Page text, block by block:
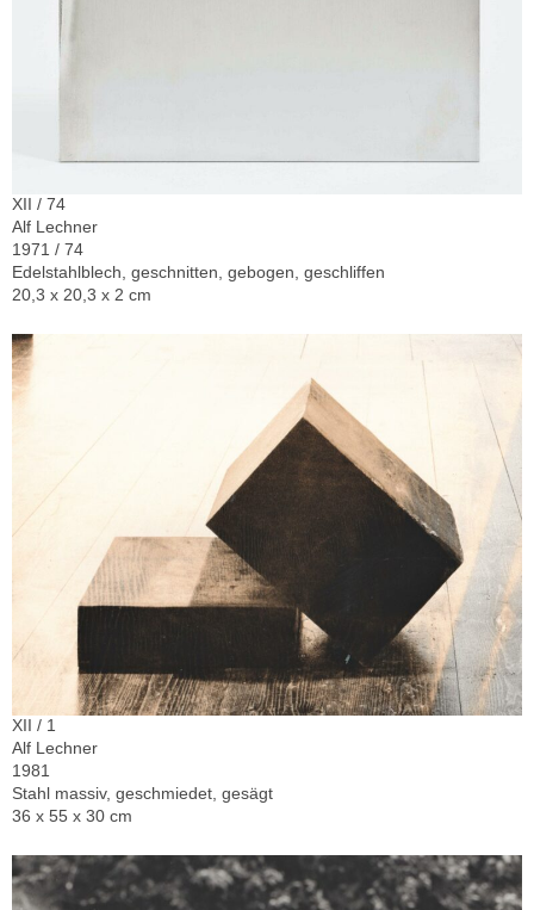
XII / 74
Alf Lechner
1971 / 74
Edelstahlblech, geschnitten, gebogen, geschliffen
20,3 x 20,3 x 2 cm
XII / 1
Alf Lechner
1981
Stahl massiv, geschmiedet, gesägt
36 x 55 x 30 cm